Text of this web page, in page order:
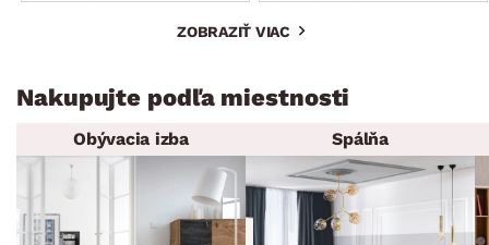
ZOBRAZIŤ VIAC
Nakupujte podľa miestnosti
Obývacia izba Spálňa